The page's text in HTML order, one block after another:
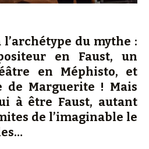
l’archétype du mythe :
en Faust, un
en Méphisto, et
de Marguerite ! Mais
à être Faust, autant
de l’imaginable le